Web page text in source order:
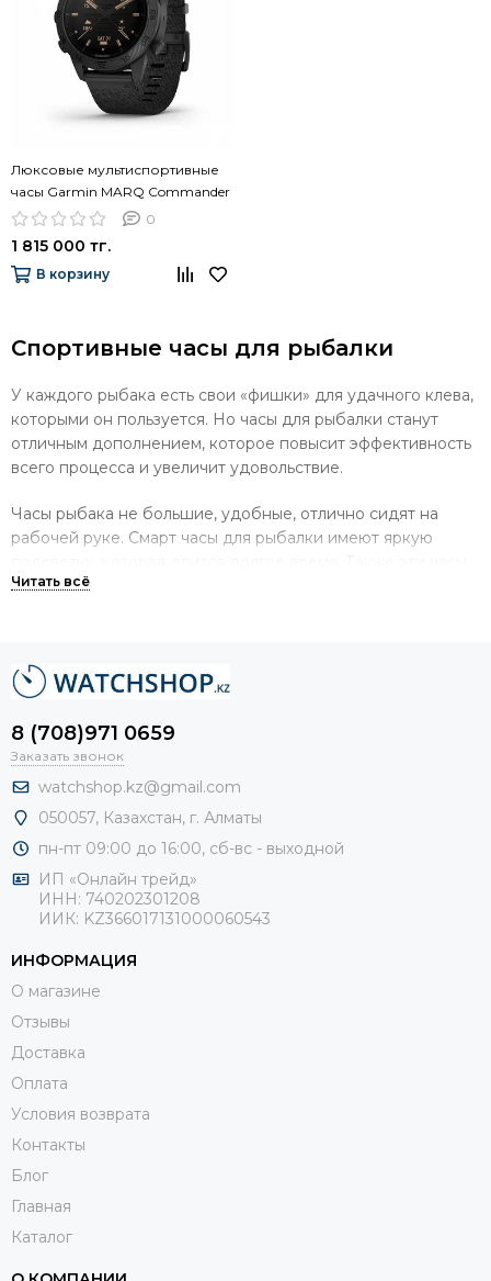
Люксовые мультиспортивные
часы Garmin MARQ Commander
(Gen 2) Carbon Edition 010-
0
1 815 000 тг.
В корзину
Спортивные часы для рыбалки
У каждого рыбака есть свои «фишки» для удачного клева,
которыми он пользуется. Но часы для рыбалки станут
отличным дополнением, которое повысит эффективность
всего процесса и увеличит удовольствие.
Часы рыбака не большие, удобные, отлично сидят на
рабочей руке. Смарт часы для рыбалки имеют яркую
могут иметь солнечные батарейки.
высоту;
фазы луны;
барометр;
будильник;
температуру воздуха и воды;
время заката и восхода;
несколько часовых поясов.
Рыболовные часы не должны мешать. Купить часы для
рыбалки вы можете в наших магазинах. При этом
консультанты подберут вам именно, то что необходимо.
Часы для рыбаков в любом случае должны иметь одно
основное качество. Они должны быть надежными в
8 (708)971 0659
Заказать звонок
watchshop.kz@gmail.com
050057, Казахстан, г. Алматы
пн-пт 09:00 до 16:00, сб-вс - выходной
ИП «Онлайн трейд»
ИНН: 740202301208
ИИК: KZ366017131000060543
ИНФОРМАЦИЯ
О магазине
Отзывы
Доставка
Оплата
Условия возврата
Контакты
Блог
Главная
Каталог